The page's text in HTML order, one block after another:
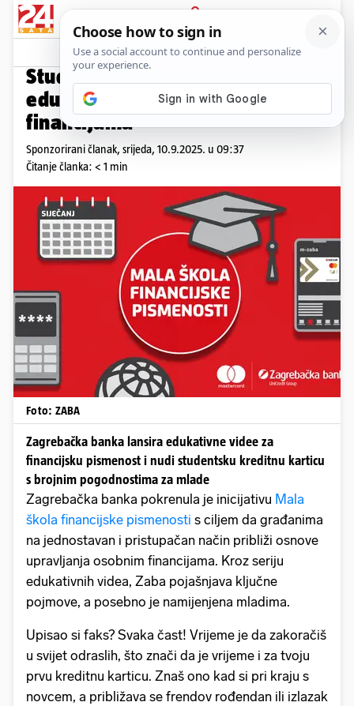
PRIJAVA
Promo sadržaj
Student kreditna kartica: kako
educirano upravljati svojim
financijama
Sponzorirani članak, srijeda, 10.9.2025. u 09:37
Čitanje članka: < 1 min
Foto: ZABA
Zagrebačka banka lansira edukativne videe za
financijsku pismenost i nudi studentsku kreditnu karticu
s brojnim pogodnostima za mlade
Zagrebačka banka pokrenula je inicijativu Mala
škola financijske pismenosti s ciljem da građanima
na jednostavan i pristupačan način približi osnove
upravljanja osobnim financijama. Kroz seriju
edukativnih videa, Zaba pojašnjava ključne
pojmove, a posebno je namijenjena mladima.
Upisao si faks? Svaka čast! Vrijeme je da zakoračiš
u svijet odraslih, što znači da je vrijeme i za tvoju
prvu kreditnu karticu. Znaš ono kad si pri kraju s
novcem, a približava se frendov rođendan ili izlazak